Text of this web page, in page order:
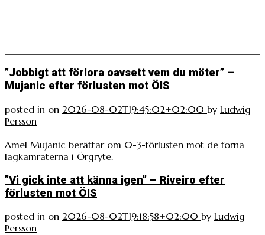
”Jobbigt att förlora oavsett vem du möter” –
Mujanic efter förlusten mot ÖIS
posted in on 2026-08-02T19:45:02+02:00 by Ludwig
Persson
Amel Mujanic berättar om 0-3-förlusten mot de forna
lagkamraterna i Örgryte.
”Vi gick inte att känna igen” – Riveiro efter
förlusten mot ÖIS
posted in on 2026-08-02T19:18:58+02:00 by Ludwig
Persson